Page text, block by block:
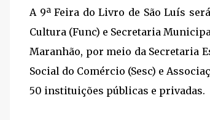
A 9ª Feira do Livro de São Luís
Cultura (Func) e Secretaria
Maranhão, por meio da Secretaria
Social do Comércio (Sesc) e
50 instituições públicas e privadas.